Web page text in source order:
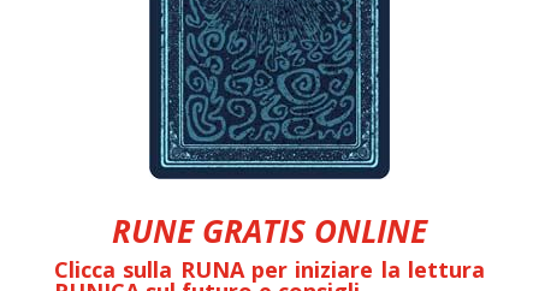
RUNE GRATIS ONLINE
Clicca sulla RUNA per iniziare la lettura